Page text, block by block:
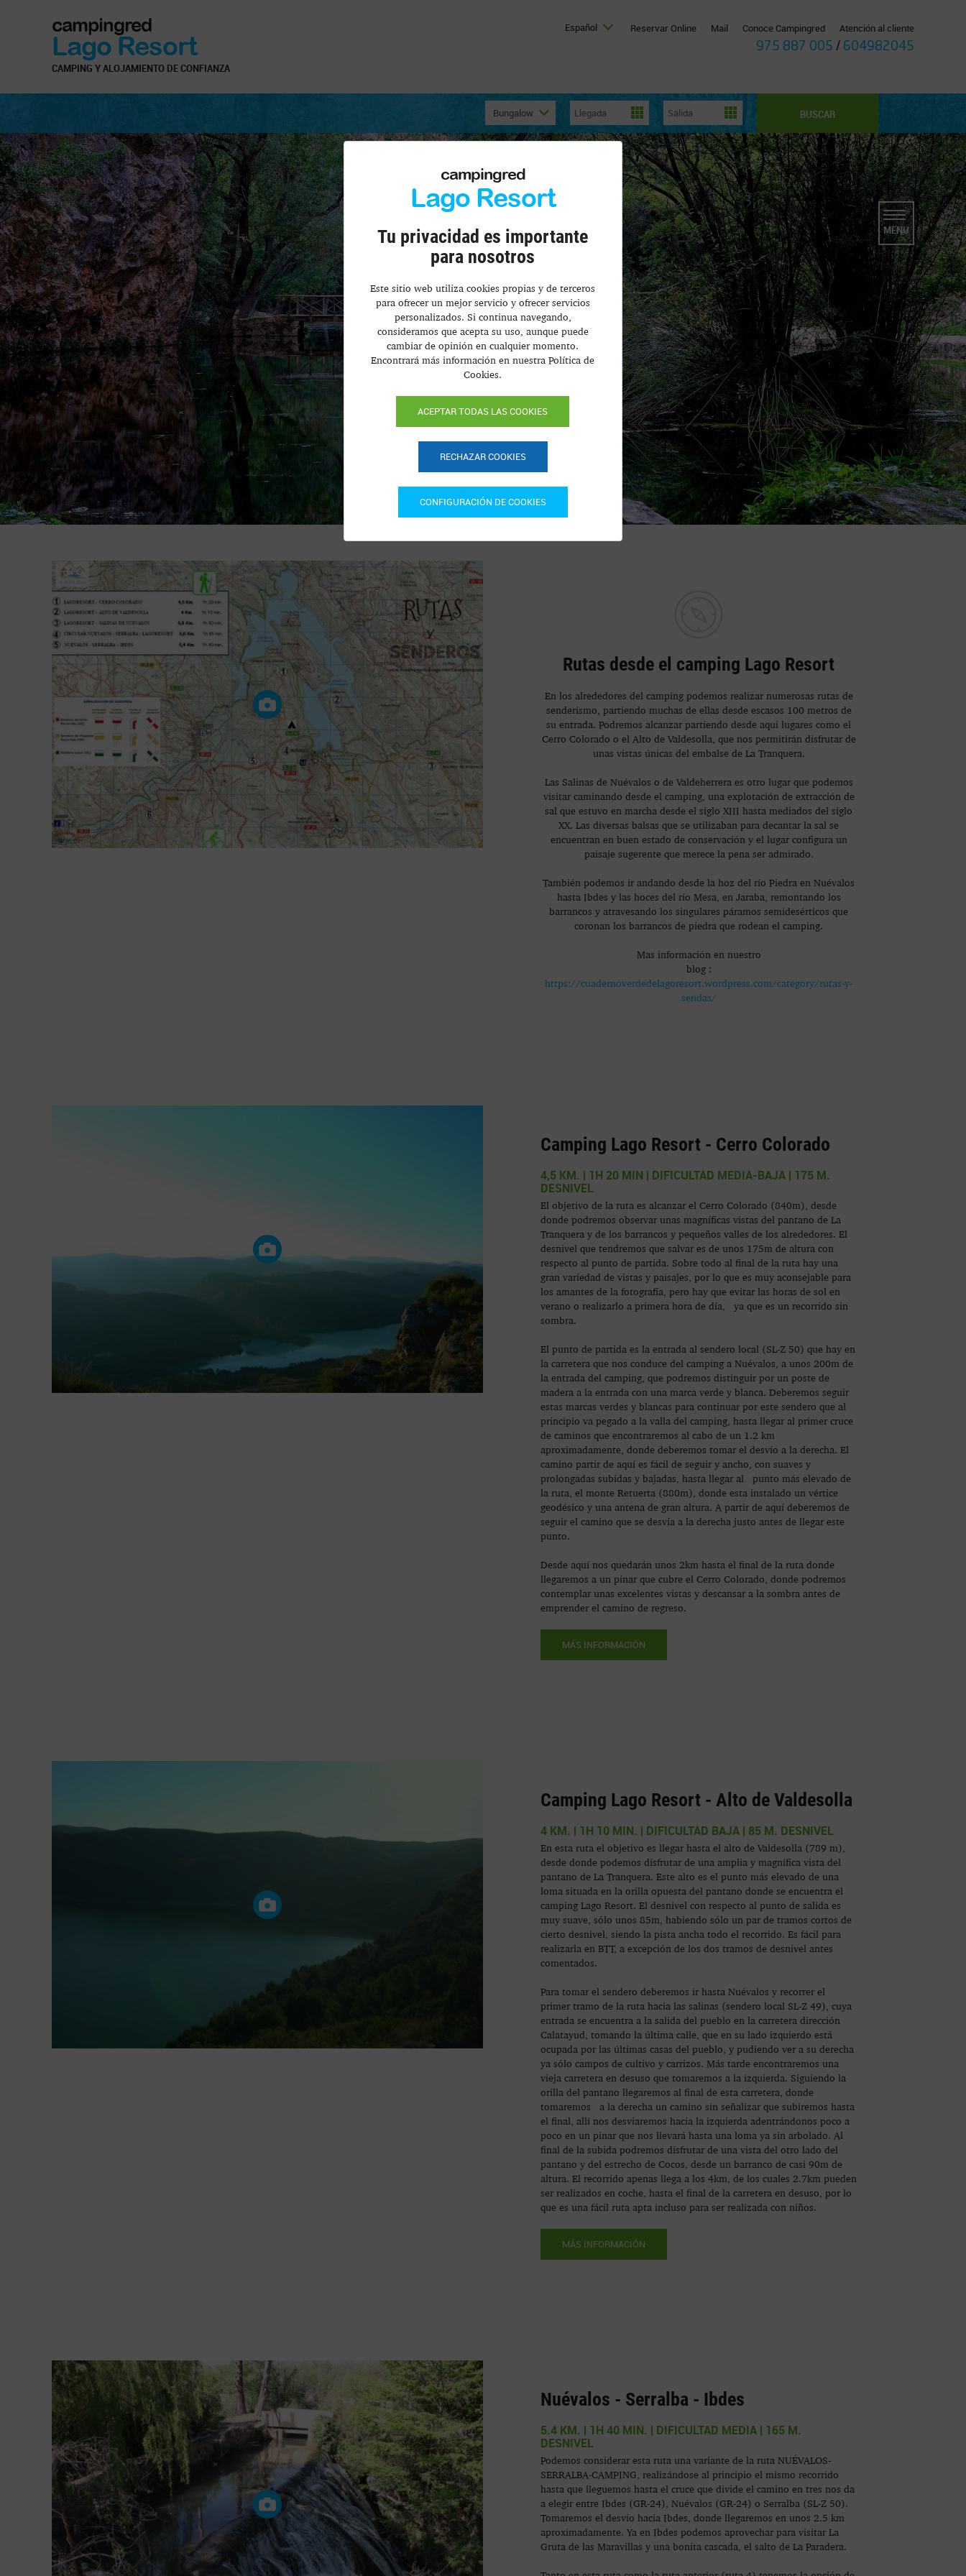
campingred
Lago Resort
CAMPING Y ALOJAMIENTO DE CONFIANZA
Español Reservar Online Mail
Conoce Campingred
975 887 005 / 604982045
Atención al cliente
Bungalow BUSCAR
MENU
Rutas desde el camping Lago Resort
En los alrededores del camping podemos realizar numerosas rutas de
senderismo, partiendo muchas de ellas desde escasos 100 metros de
su entrada. Podremos alcanzar partiendo desde aqui lugares como el
Cerro Colorado o el Alto de Valdesolla, que nos permitirán disfrutar de
unas vistas únicas del embalse de La Tranquera.
Las Salinas de Nuévalos o de Valdeherrera es otro lugar que podemos
visitar caminando desde el camping, una explotación de extracción de
sal que estuvo en marcha desde el siglo XIII hasta mediados del siglo
XX. Las diversas balsas que se utilizaban para decantar la sal se
encuentran en buen estado de conservación y el lugar configura un
paisaje sugerente que merece la pena ser admirado.
También podemos ir andando desde la hoz del río Piedra en Nuévalos
hasta Ibdes y las hoces del río Mesa, en Jaraba, remontando los
barrancos y atravesando los singulares páramos semidesérticos que
coronan los barrancos de piedra que rodean el camping.
Mas información en nuestro
blog :
https://cuadernoverdedelagoresort.wordpress.com/category/rutas-y-
sendas/
Camping Lago Resort - Cerro Colorado
4,5 KM. | 1H 20 MIN | DIFICULTAD MEDIA-BAJA | 175 M.
DESNIVEL
El objetivo de la ruta es alcanzar el Cerro Colorado (840m), desde
donde podremos observar unas magníficas vistas del pantano de La
Tranquera y de los barrancos y pequeños valles de los alrededores. El
desnivel que tendremos que salvar es de unos 175m de altura con
respecto al punto de partida. Sobre todo al final de la ruta hay una
gran variedad de vistas y paisajes, por lo que es muy aconsejable para
los amantes de la fotografía, pero hay que evitar las horas de sol en
verano o realizarlo a primera hora de día, ya que es un recorrido sin
sombra.
El punto de partida es la entrada al sendero local (SL-Z 50) que hay en
la carretera que nos conduce del camping a Nuévalos, a unos 200m de
la entrada del camping, que podremos distinguir por un poste de
madera a la entrada con una marca verde y blanca. Deberemos seguir
estas marcas verdes y blancas para continuar por este sendero que al
principio va pegado a la valla del camping, hasta llegar al primer cruce
de caminos que encontraremos al cabo de un 1.2 km
aproximadamente, donde deberemos tomar el desvío a la derecha. El
camino partir de aquí es fácil de seguir y ancho, con suaves y
prolongadas subidas y bajadas, hasta llegar al punto más elevado de
la ruta, el monte Retuerta (880m), donde esta instalado un vértice
geodésico y una antena de gran altura. A partir de aquí deberemos de
seguir el camino que se desvía a la derecha justo antes de llegar este
punto.
Desde aquí nos quedarán unos 2km hasta el final de la ruta donde
llegaremos a un pinar que cubre el Cerro Colorado, donde podremos
contemplar unas excelentes vistas y descansar a la sombra antes de
emprender el camino de regreso.
MÁS INFORMACIÓN
Camping Lago Resort - Alto de Valdesolla
4 KM. | 1H 10 MIN. | DIFICULTAD BAJA | 85 M. DESNIVEL
En esta ruta el objetivo es llegar hasta el alto de Valdesolla (789 m),
desde donde podemos disfrutar de una amplia y magnífica vista del
pantano de La Tranquera. Este alto es el punto más elevado de una
loma situada en la orilla opuesta del pantano donde se encuentra el
camping Lago Resort. El desnivel con respecto al punto de salida es
muy suave, sólo unos 85m, habiendo sólo un par de tramos cortos de
cierto desnivel, siendo la pista ancha todo el recorrido. Es fácil para
realizarla en BTT, a excepción de los dos tramos de desnivel antes
comentados.
Para tomar el sendero deberemos ir hasta Nuévalos y recorrer el
primer tramo de la ruta hacia las salinas (sendero local SL-Z 49), cuya
entrada se encuentra a la salida del pueblo en la carretera dirección
Calatayud, tomando la última calle, que en su lado izquierdo está
ocupada por las últimas casas del pueblo, y pudiendo ver a su derecha
ya sólo campos de cultivo y carrizos. Más tarde encontraremos una
vieja carretera en desuso que tomaremos a la izquierda. Siguiendo la
orilla del pantano llegaremos al final de esta carretera, donde
tomaremos a la derecha un camino sin señalizar que subiremos hasta
el final, allí nos desviaremos hacia la izquierda adentrándonos poco a
poco en un pinar que nos llevará hasta una loma ya sin arbolado. Al
final de la subida podremos disfrutar de una vista del otro lado del
pantano y del estrecho de Cocos, desde un barranco de casi 90m de
altura. El recorrido apenas llega a los 4km, de los cuales 2.7km pueden
ser realizados en coche, hasta el final de la carretera en desuso, por lo
que es una fácil ruta apta incluso para ser realizada con niños.
MÁS INFORMACIÓN
Nuévalos - Serralba - Ibdes
5.4 KM. | 1H 40 MIN. | DIFICULTAD MEDIA | 165 M.
DESNIVEL
Podemos considerar esta ruta una variante de la ruta NUÉVALOS-
SERRALBA-CAMPING, realizándose al principio el mismo recorrido
hasta que lleguemos hasta el cruce que divide el camino en tres nos da
a elegir entre Ibdes (GR-24), Nuévalos (GR-24) o Serralba (SL-Z 50).
Tomaremos el desvío hacia Ibdes, donde llegaremos en unos 2.5 km
aproximadamente. Ya en Ibdes podemos aprovechar para visitar La
Gruta de las Maravillas y una bonita cascada, el salto de La Paradera.
campingred
Lago Resort
Tu privacidad es importante
para nosotros
Este sitio web utiliza cookies propias y de terceros
para ofrecer un mejor servicio y ofrecer servicios
personalizados. Si continua navegando,
consideramos que acepta su uso, aunque puede
cambiar de opinión en cualquier momento.
Encontrará más información en nuestra Política de
Cookies.
ACEPTAR TODAS LAS COOKIES
RECHAZAR COOKIES
CONFIGURACIÓN DE COOKIES